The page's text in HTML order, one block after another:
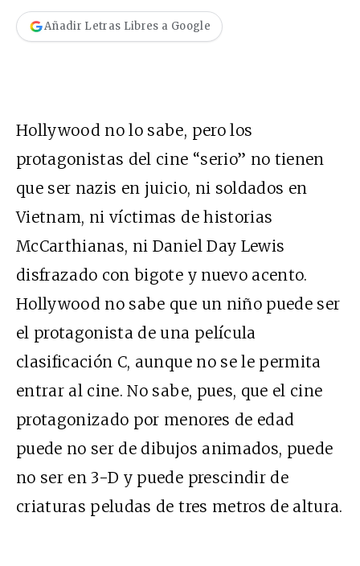
Añadir Letras Libres a Google
Hollywood no lo sabe, pero los
protagonistas del cine “serio” no tienen
que ser nazis en juicio, ni soldados en
Vietnam, ni víctimas de historias
McCarthianas, ni Daniel Day Lewis
disfrazado con bigote y nuevo acento.
Hollywood no sabe que un niño puede ser
el protagonista de una película
clasificación C, aunque no se le permita
entrar al cine. No sabe, pues, que el cine
protagonizado por menores de edad
puede no ser de dibujos animados, puede
no ser en 3-D y puede prescindir de
criaturas peludas de tres metros de altura.